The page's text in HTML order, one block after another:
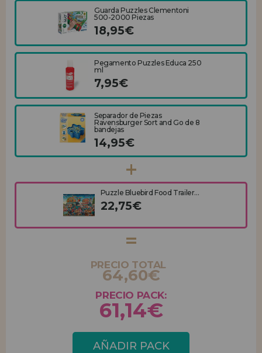
Guarda Puzzles Clementoni
500-2000 Piezas
18,95€
Pegamento Puzzles Educa 250
ml
7,95€
Separador de Piezas
Ravensburger Sort and Go de 8
bandejas
14,95€
Puzzle Bluebird Food Trailer...
22,75€
PRECIO TOTAL
64,60€
PRECIO PACK:
61,14€
AÑADIR PACK